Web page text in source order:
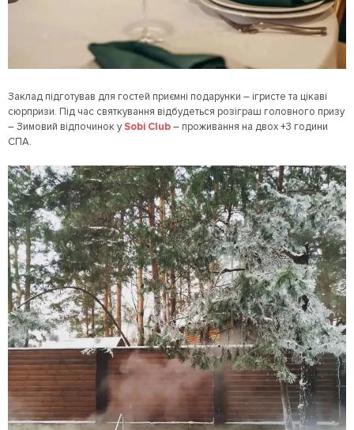
Заклад підготував для гостей приємні подарунки – ігристе та цікаві
сюрпризи. Під час святкування відбудеться розіграш головного призу
– Зимовий відпочинок уSobi Club– проживання на двох +3 години
СПА.